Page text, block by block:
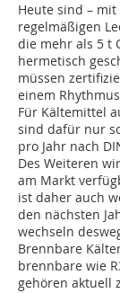
Heute sind –
regelmäßigen
die mehr als 5 t
hermetisch
müssen
einem
Für Kältemittel
sind dafür nur
pro Jahr nach
Des Weiteren
am Markt
ist daher auch
den nächsten
wechseln
Brennbare
brennbare wie
gehören aktuell